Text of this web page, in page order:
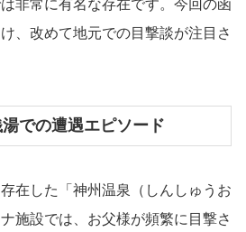
非常に有名な存在です。今回の函
、改めて地元での目撃談が注目さ
での遭遇エピソード
在した「神州温泉（しんしゅうお
施設では、お父様が頻繁に目撃さ